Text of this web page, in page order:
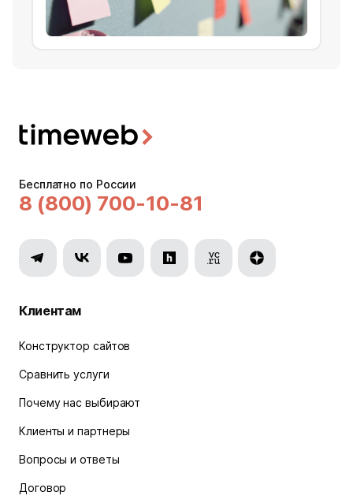
Бесплатно по России
8 (800) 700-10-81
Клиентам
Конструктор сайтов
Сравнить услуги
Почему нас выбирают
Клиенты и партнеры
Вопросы и ответы
Договор